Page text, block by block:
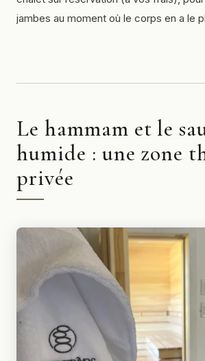
jambes au moment où le corps en a le
Le hammam et le
humide : une zone
privée